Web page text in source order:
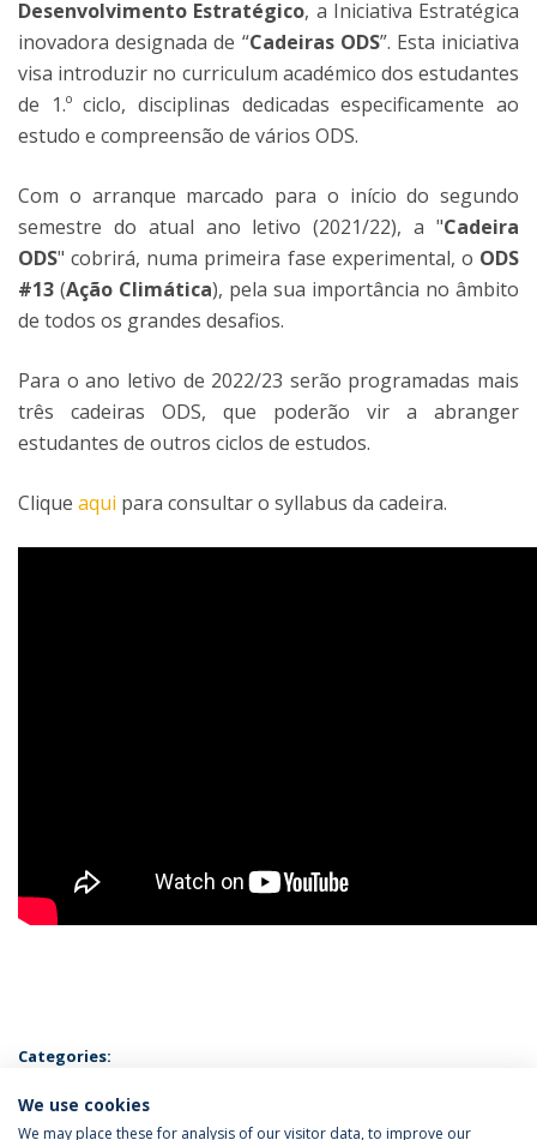
Desenvolvimento Estratégico, a Iniciativa Estratégica
inovadora designada de “Cadeiras ODS”. Esta iniciativa
visa introduzir no curriculum académico dos estudantes
de 1.º ciclo, disciplinas dedicadas especificamente ao
estudo e compreensão de vários ODS.
Com o arranque marcado para o início do segundo
semestre do atual ano letivo (2021/22), a "Cadeira
ODS" cobrirá, numa primeira fase experimental, o ODS
#13 (Ação Climática), pela sua importância no âmbito
de todos os grandes desafios.
Para o ano letivo de 2022/23 serão programadas mais
três cadeiras ODS, que poderão vir a abranger
estudantes de outros ciclos de estudos.
Clique aqui para consultar o syllabus da cadeira.
Categories:
We use cookies
We may place these for analysis of our visitor data, to improve our